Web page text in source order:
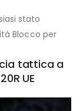
stato
Blocco per
tattica a
UE